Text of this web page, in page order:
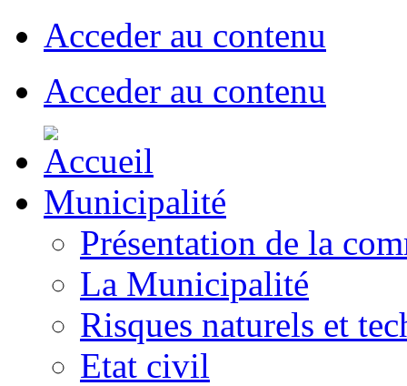
Acceder au contenu
Acceder au contenu
Municipalité
Présentation de la
La Municipalité
Risques naturels et
Etat civil